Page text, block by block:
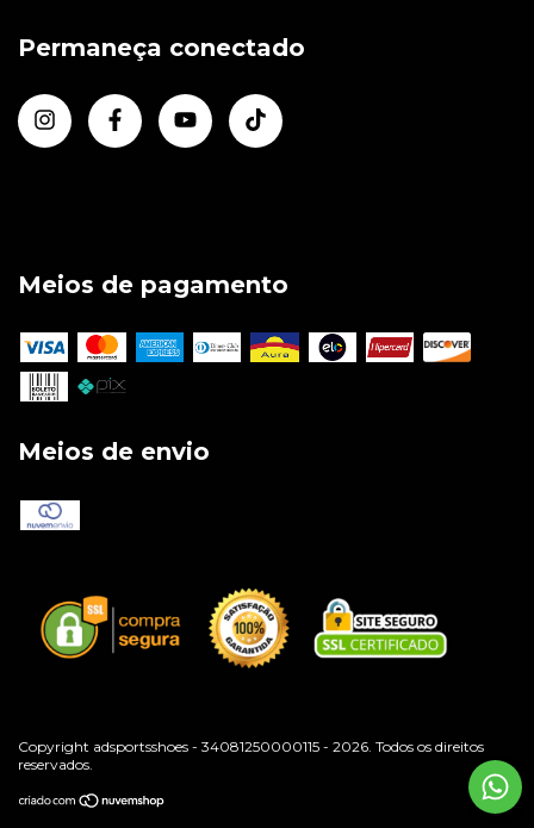
Permaneça conectado
Meios de pagamento
Meios de envio
Copyright adsportsshoes - 34081250000115 - 2026. Todos os direitos
reservados.